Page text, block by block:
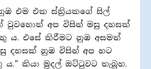
එම එක ස්ත්‍රියකගේ සිල්
වුවහොත් අප විසින් මසු දහසක්
ය. එසේ කිරීමට නුඹ අසමත්
දහසක් නුඹ විසින් අප හට
ය.” කියා මුදල් ඔට්ටුවට තැබූහ.